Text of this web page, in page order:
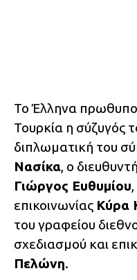
Το Έλληνα
Τουρκία η σύζυγός
διπλωματική του
Νασίκα, ο
Γιώργος Ευθυμίου
επικοινωνίας Κύρα
του γραφείου
σχεδιασμού και
Πελώνη.